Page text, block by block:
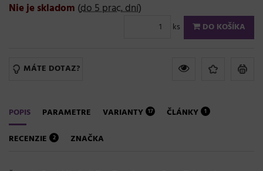
Nie je skladom (do 5 prac. dní)
ks DO KOŠÍKA
MÁTE DOTAZ?
POPIS PARAMETRE VARIANTY 17 ČLÁNKY 1
RECENZIE 2 ZNAČKA